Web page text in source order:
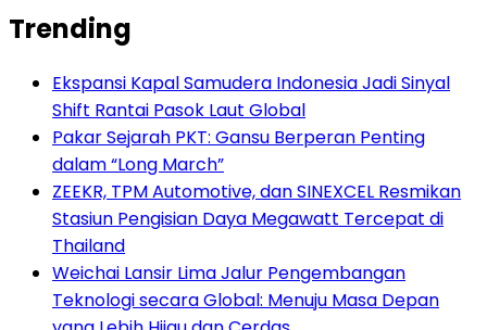
Trending
Ekspansi Kapal Samudera Indonesia Jadi Sinyal
Shift Rantai Pasok Laut Global
Pakar Sejarah PKT: Gansu Berperan Penting
dalam “Long March”
ZEEKR, TPM Automotive, dan SINEXCEL Resmikan
Stasiun Pengisian Daya Megawatt Tercepat di
Thailand
Weichai Lansir Lima Jalur Pengembangan
Teknologi secara Global: Menuju Masa Depan